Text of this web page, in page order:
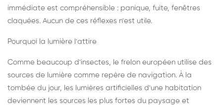
immédiate est compréhensible : panique, fuite, fenêtres
claquées. Aucun de ces réflexes n'est utile.
Pourquoi la lumière l'attire
Comme beaucoup d'insectes, le frelon européen utilise des
sources de lumière comme repère de navigation. À la
tombée du jour, les lumières artificielles d'une habitation
deviennent les sources les plus fortes du paysage et